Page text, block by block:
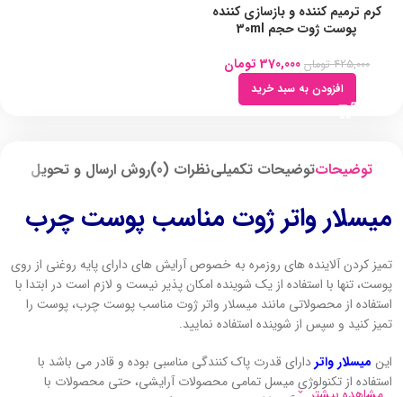
کرم ترمیم کننده و بازسازی کننده
پوست ژوت حجم 30ml
425,000 تومان 370,000 تومان
افزودن به سبد خرید
توضیحاتتوضیحات تکمیلینظرات (0) روش ارسال و تحویل
میسلار واتر ژوت مناسب پوست چرب
تمیز کردن آلاینده های روزمره به خصوص آرایش های دارای پایه روغنی از روی
پوست، تنها با استفاده از یک شوینده امکان پذیر نیست و لازم است در ابتدا با
استفاده از محصولاتی مانند میسلار واتر ژوت مناسب پوست چرب، پوست را
تمیز کنید و سپس از شوینده استفاده نمایید.
این میسلار واتردارای قدرت پاک کنندگی مناسبی بوده و قادر می باشد با
استفاده از تکنولوژی میسل تمامی محصولات آرایشی، حتی محصولات با